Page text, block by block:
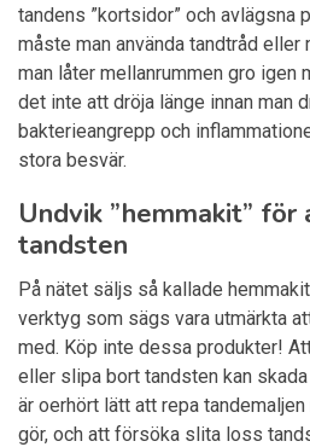
tandens ”kortsidor” och avlägsna
måste man använda tandtråd eller
man låter mellanrummen gro igen
det inte att dröja länge innan man
bakterieangrepp och
stora besvär.
Undvik ”hemmakit”
tandsten
På nätet säljs så kallade
verktyg som sägs vara utmärkta
med. Köp inte dessa produkter!
eller slipa bort tandsten kan
är oerhört lätt att repa
gör, och att försöka slita loss